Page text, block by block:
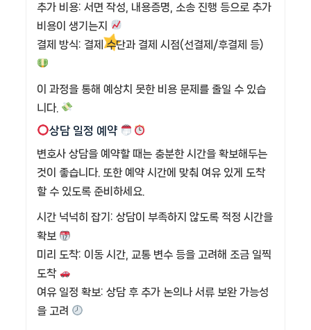
추가 비용: 서면 작성, 내용증명, 소송 진행 등으로 추가
비용이 생기는지
결제 방식: 결제 수단과 결제 시점(선결제/후결제 등)
이 과정을 통해 예상치 못한 비용 문제를 줄일 수 있습
니다.
상담 일정 예약
변호사 상담을 예약할 때는 충분한 시간을 확보해두는
것이 좋습니다. 또한 예약 시간에 맞춰 여유 있게 도착
할 수 있도록 준비하세요.
시간 넉넉히 잡기: 상담이 부족하지 않도록 적정 시간을
확보
미리 도착: 이동 시간, 교통 변수 등을 고려해 조금 일찍
도착
여유 일정 확보: 상담 후 추가 논의나 서류 보완 가능성
을 고려